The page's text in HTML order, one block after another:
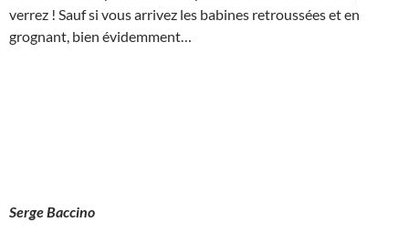
verrez ! Sauf si vous arrivez les babines retroussées et en
grognant, bien évidemment…
Serge Baccino